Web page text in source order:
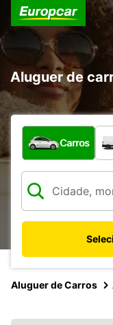
Aluguer de
Que tipo de
Carros
Aluguer de Carros